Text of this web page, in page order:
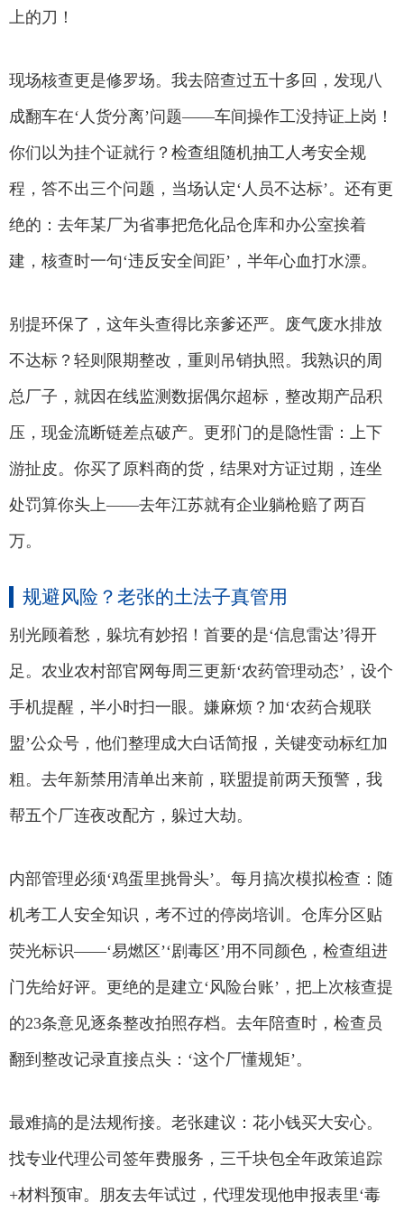
上的刀！
现场核查更是修罗场。我去陪查过五十多回，发现八
成翻车在‘人货分离’问题——车间操作工没持证上岗！
你们以为挂个证就行？检查组随机抽工人考安全规
程，答不出三个问题，当场认定‘人员不达标’。还有更
绝的：去年某厂为省事把危化品仓库和办公室挨着
建，核查时一句‘违反安全间距’，半年心血打水漂。
别提环保了，这年头查得比亲爹还严。废气废水排放
不达标？轻则限期整改，重则吊销执照。我熟识的周
总厂子，就因在线监测数据偶尔超标，整改期产品积
压，现金流断链差点破产。更邪门的是隐性雷：上下
游扯皮。你买了原料商的货，结果对方证过期，连坐
处罚算你头上——去年江苏就有企业躺枪赔了两百
万。
规避风险？老张的土法子真管用
别光顾着愁，躲坑有妙招！首要的是‘信息雷达’得开
足。农业农村部官网每周三更新‘农药管理动态’，设个
手机提醒，半小时扫一眼。嫌麻烦？加‘农药合规联
盟’公众号，他们整理成大白话简报，关键变动标红加
粗。去年新禁用清单出来前，联盟提前两天预警，我
帮五个厂连夜改配方，躲过大劫。
内部管理必须‘鸡蛋里挑骨头’。每月搞次模拟检查：随
机考工人安全知识，考不过的停岗培训。仓库分区贴
荧光标识——‘易燃区’‘剧毒区’用不同颜色，检查组进
门先给好评。更绝的是建立‘风险台账’，把上次核查提
的23条意见逐条整改拍照存档。去年陪查时，检查员
翻到整改记录直接点头：‘这个厂懂规矩’。
最难搞的是法规衔接。老张建议：花小钱买大安心。
找专业代理公司签年费服务，三千块包全年政策追踪
+材料预审。朋友去年试过，代理发现他申报表里‘毒